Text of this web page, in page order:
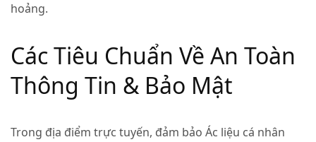
hoảng.
Các Tiêu Chuẩn Về An Toàn
Thông Tin & Bảo Mật
Trong địa điểm trực tuyến, đảm bảo Ác liệu cá nhân